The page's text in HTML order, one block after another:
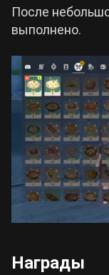
После
выполнено.
Награды